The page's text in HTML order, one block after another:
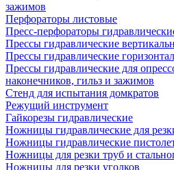
зажимов
Перфораторы листовые
Пресс-перфораторы
Прессы гидравлические
Прессы гидравлические
Прессы гидравлические для
наконечников, гильз и зажимов
Стенд для испытания домкратов
Режущий инструмент
Гайкорезы гидравлические
Ножницы гидравлические для
Ножницы гидравлические
Ножницы для резки труб и
Ножницы для резки уголков